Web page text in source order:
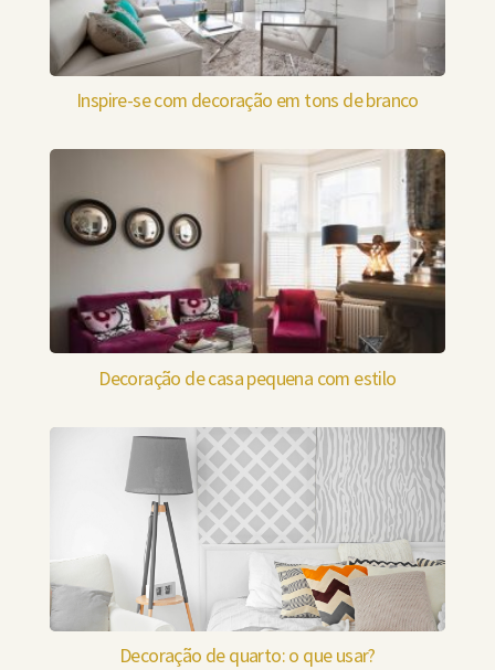
Inspire-se com decoração em tons de branco
Decoração de casa pequena com estilo
Decoração de quarto: o que usar?